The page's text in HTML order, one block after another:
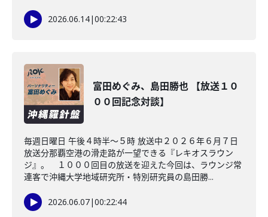
2026.06.14|00:22:43
富田めぐみ、島田勝也 【放送１０
００回記念対談】
毎週日曜日 午後４時半～５時 放送中２０２６年６月７日
放送分那覇空港の滑走路が一望できる『レキオスラウン
ジ』。 １０００回目の放送を迎えた今回は、ラウンジ常
連客で沖縄大学地域研究所・特別研究員の島田勝...
2026.06.07|00:22:44